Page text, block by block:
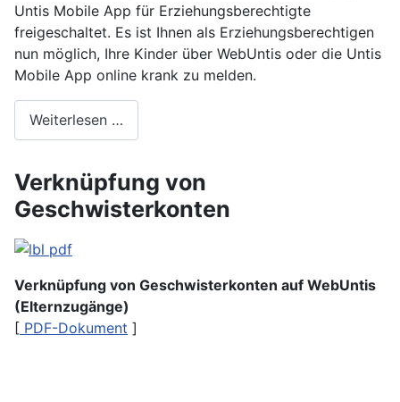
Untis Mobile App für Erziehungsberechtigte
freigeschaltet. Es ist Ihnen als Erziehungsberechtigen
nun möglich, Ihre Kinder über WebUntis oder die Untis
Mobile App online krank zu melden.
Weiterlesen …
Verknüpfung von
Geschwisterkonten
Verknüpfung von Geschwisterkonten auf WebUntis
(Elternzugänge)
[ PDF-Dokument ]